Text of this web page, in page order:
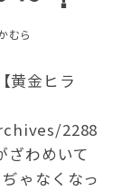
むら
黄金ヒラ
2288
わめいて
ゃなくなっ